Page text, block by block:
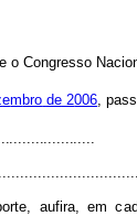
o Congresso
em bro de2006, p
aufira, em ca